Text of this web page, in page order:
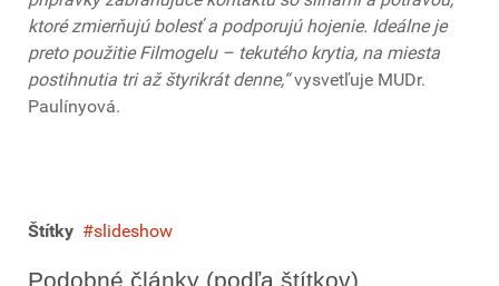
ktoré zmierňujú bolesť a podporujú hojenie. Ideálne je
preto použitie Filmogelu – tekutého krytia, na miesta
postihnutia tri až štyrikrát denne,“vysvetľuje MUDr.
Paulínyová.
Štítky slideshow
Podobné články (podľa štítkov)